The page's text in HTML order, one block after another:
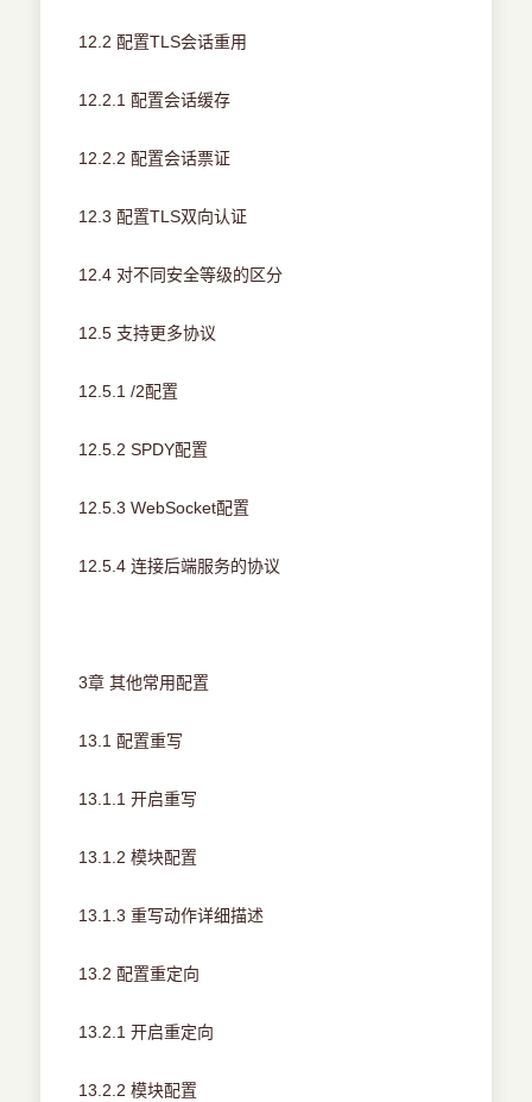
12.2 配置TLS会话重用
12.2.1 配置会话缓存
12.2.2 配置会话票证
12.3 配置TLS双向认证
12.4 对不同安全等级的区分
12.5 支持更多协议
12.5.1 /2配置
12.5.2 SPDY配置
12.5.3 WebSocket配置
12.5.4 连接后端服务的协议
3章 其他常用配置
13.1 配置重写
13.1.1 开启重写
13.1.2 模块配置
13.1.3 重写动作详细描述
13.2 配置重定向
13.2.1 开启重定向
13.2.2 模块配置